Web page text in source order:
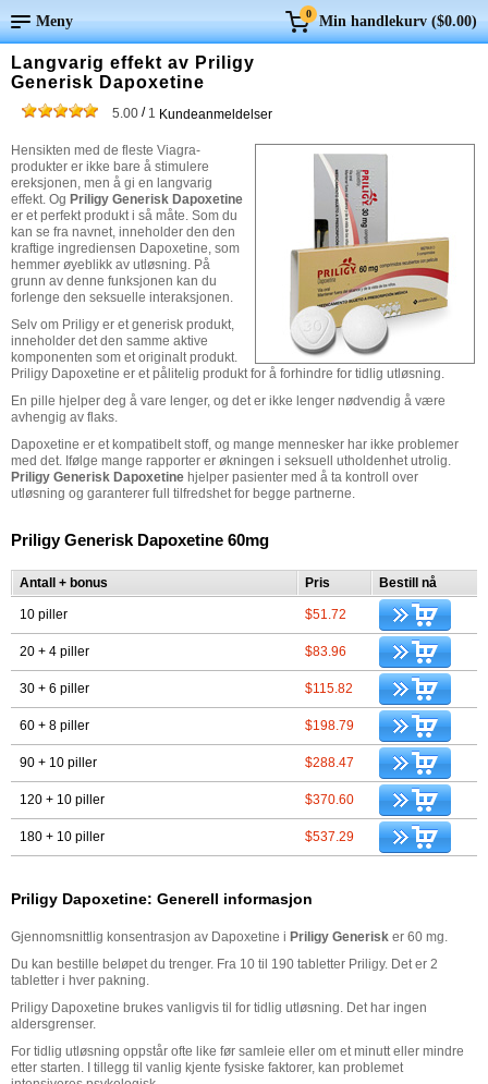
Meny 0 Min handlekurv ($0.00)
Langvarig effekt av Priligy
Generisk Dapoxetine
5.00 / 1 Kundeanmeldelser
Hensikten med de fleste Viagra-
produkter er ikke bare å stimulere
ereksjonen, men å gi en langvarig
effekt. Og Priligy Generisk Dapoxetine
er et perfekt produkt i så måte. Som du
kan se fra navnet, inneholder den den
kraftige ingrediensen Dapoxetine, som
hemmer øyeblikk av utløsning. På
grunn av denne funksjonen kan du
forlenge den seksuelle interaksjonen.
Selv om Priligy er et generisk produkt,
inneholder det den samme aktive
komponenten som et originalt produkt.
Priligy Dapoxetine er et pålitelig produkt for å forhindre for tidlig utløsning.
En pille hjelper deg å vare lenger, og det er ikke lenger nødvendig å være
avhengig av flaks.
Dapoxetine er et kompatibelt stoff, og mange mennesker har ikke problemer
med det. Ifølge mange rapporter er økningen i seksuell utholdenhet utrolig.
Priligy Generisk Dapoxetine hjelper pasienter med å ta kontroll over
utløsning og garanterer full tilfredshet for begge partnerne.
Priligy Generisk Dapoxetine 60mg
Antall + bonus Pris Bestill nå
10 piller $51.72
20 + 4 piller $83.96
30 + 6 piller $115.82
60 + 8 piller $198.79
90 + 10 piller $288.47
120 + 10 piller $370.60
180 + 10 piller $537.29
Priligy Dapoxetine: Generell informasjon
Gjennomsnittlig konsentrasjon av Dapoxetine i Priligy Generisk er 60 mg.
Du kan bestille beløpet du trenger. Fra 10 til 190 tabletter Priligy. Det er 2
tabletter i hver pakning.
Priligy Dapoxetine brukes vanligvis til for tidlig utløsning. Det har ingen
aldersgrenser.
For tidlig utløsning oppstår ofte like før samleie eller om et minutt eller mindre
etter starten. I tillegg til vanlig kjente fysiske faktorer, kan problemet